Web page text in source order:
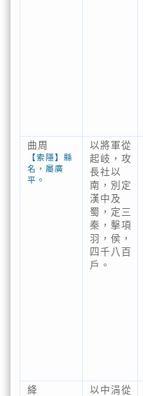
曲周
【索隱】縣
名，屬廣
平。
以將軍從
起岐，攻
長社以
南，別定
漢中及
蜀，定三
秦，擊項
羽，侯，
四千八百
戶。
絳
以中涓從